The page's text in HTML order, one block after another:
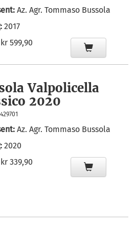
Az. Agr. Tommaso Bussola
2017
kr 599,90
Valpolicella
2020
Az. Agr. Tommaso Bussola
2020
kr 339,90